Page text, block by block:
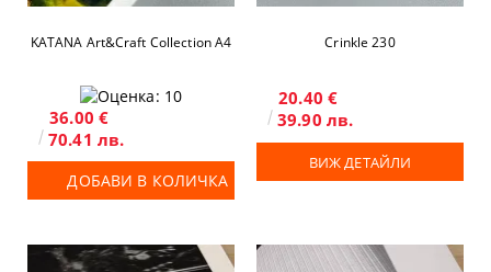
KATANA Art&Craft Collection A4
36.00 €
70.41 лв.
ДОБАВИ В КОЛИЧКА
Crinkle 230
20.40 €
39.90 лв.
ВИЖ ДЕТАЙЛИ